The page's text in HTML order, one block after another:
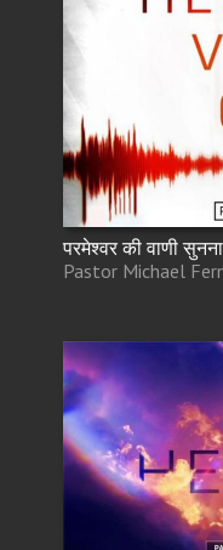
परमेश्वर की वाणी सुनना
Pastor Michael